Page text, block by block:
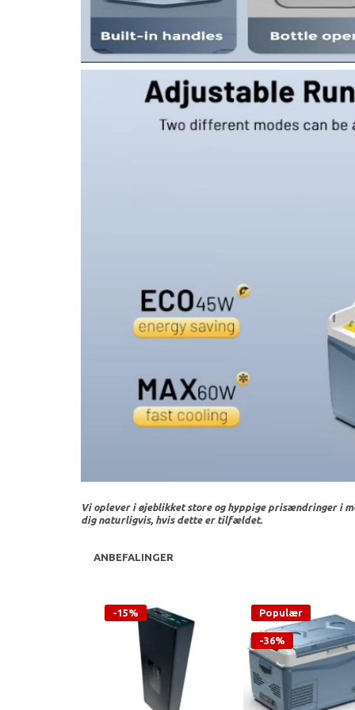
Vi oplever i øjeblikket store og hyppige prisændringer i
dig naturligvis, hvis dette er tilfældet.
ANBEFALINGER
-15% Populær
-36%